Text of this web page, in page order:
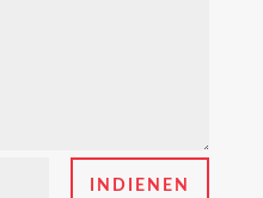
INDIENEN